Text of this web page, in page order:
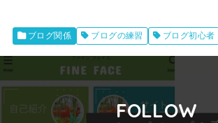
ブログ関係 ブログの練習 ブログ初心者
FOLLOW